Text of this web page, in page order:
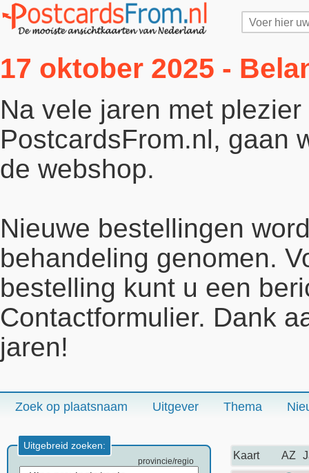
17 oktober 2025 -
Na vele jaren met
PostcardsFrom.nl, gaan
de webshop.
Nieuwe bestellingen
behandeling genomen.
bestelling kunt u een
Contactformulier. Dank
jaren!
Zoek op plaatsnaam Uitgever Thema
Uitgebreid zoeken:
provincie/regio Kaart AZ